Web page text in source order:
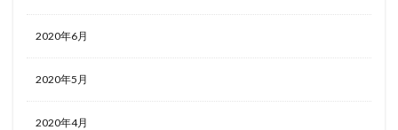
2020年6月
2020年5月
2020年4月